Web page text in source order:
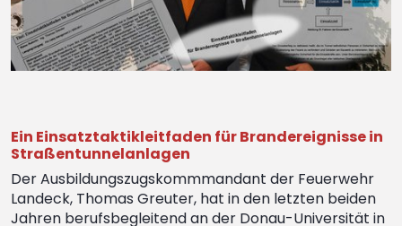
Ein Einsatztaktikleitfaden für Brandereignisse in
Straßentunnelanlagen
Der Ausbildungszugskommmandant der Feuerwehr
Landeck, Thomas Greuter, hat in den letzten beiden
Jahren berufsbegleitend an der Donau-Universität in